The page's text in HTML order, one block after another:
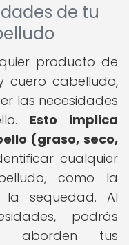
de tu
producto de
cuero cabelludo,
las necesidades
Esto implica
(graso, seco,
cualquier
como la
sequedad. Al
podrás
aborden tus